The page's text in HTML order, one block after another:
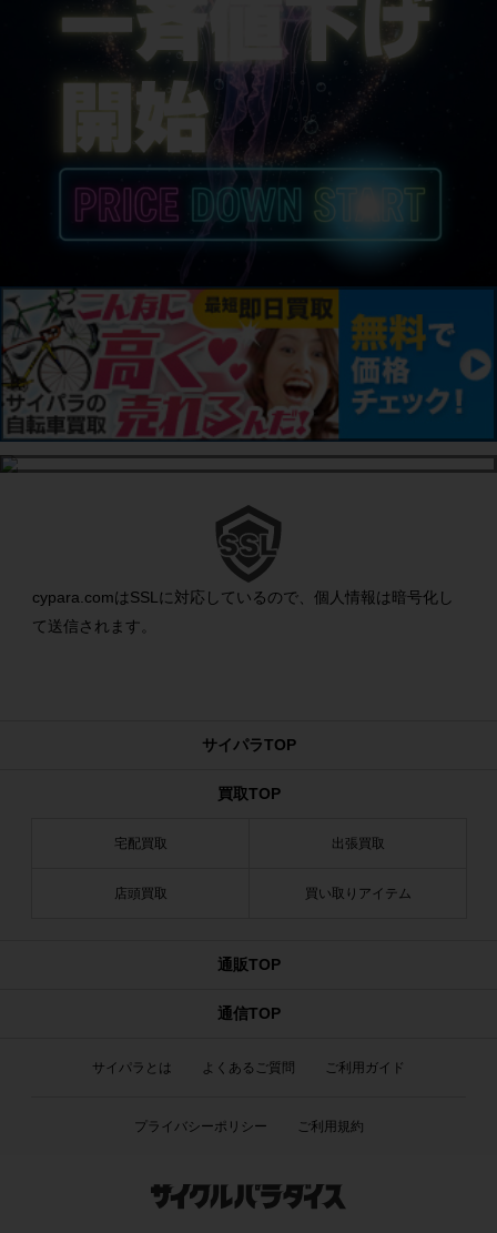
cypara.comはSSLに対応しているので、個人情報は暗号化し
て送信されます。
サイパラTOP
買取TOP
宅配買取 出張買取
店頭買取 買い取りアイテム
通販TOP
通信TOP
サイパラとは よくあるご質問 ご利用ガイド
プライバシーポリシー ご利用規約